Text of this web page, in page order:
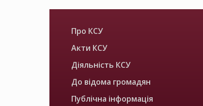
Про КСУ
Акти КСУ
Діяльність КСУ
До відома громадян
Публічна інформація